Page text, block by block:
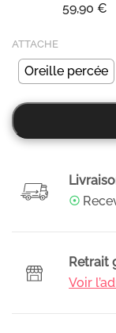
59,90 €
ATTACHE
Oreille percée
quantité
de
de
fleurs
☉
Retrait
Voir